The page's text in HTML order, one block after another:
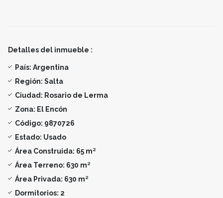
Detalles del inmueble :
País: Argentina
Región: Salta
Ciudad: Rosario de Lerma
Zona: El Encón
Código: 9870726
Estado: Usado
Área Construida: 65 m²
Área Terreno: 630 m²
Área Privada: 630 m²
Dormitorios: 2